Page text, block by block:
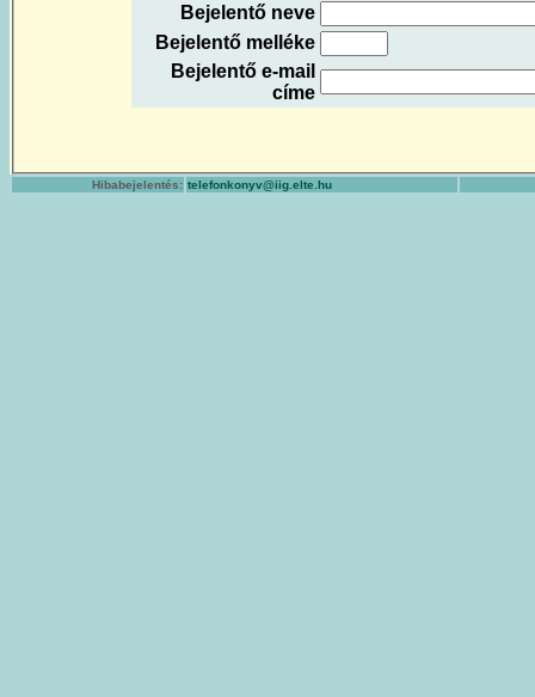
Bejelentő neve
Bejelentő melléke
Bejelentő e-mail
címe
Hibabejelentés: telefonkonyv@iig.elte.hu